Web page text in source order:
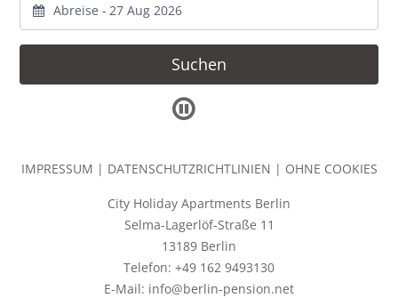
Abreise -
IMPRESSUM | DATENSCHUTZRICHTLINIEN | OHNE COOKIES
City Holiday Apartments Berlin
Selma-Lagerlöf-Straße 11
13189 Berlin
Telefon: +49 162 9493130
E-Mail: info@berlin-pension.net